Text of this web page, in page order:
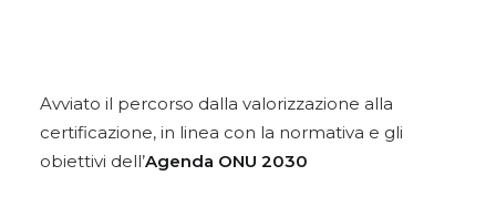
Avviato il percorso dalla valorizzazione alla
certificazione, in linea con la normativa e gli
obiettivi dell’Agenda ONU 2030